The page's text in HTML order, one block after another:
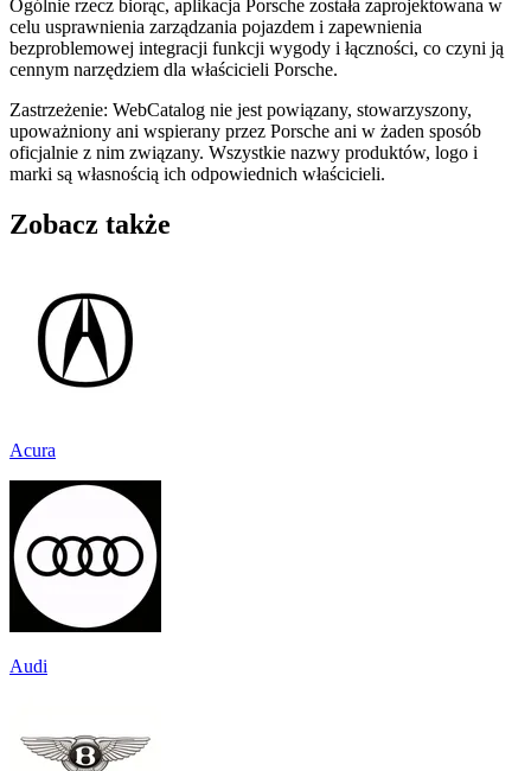
Ogólnie rzecz biorąc, aplikacja Porsche została zaprojektowana w
celu usprawnienia zarządzania pojazdem i zapewnienia
bezproblemowej integracji funkcji wygody i łączności, co czyni ją
cennym narzędziem dla właścicieli Porsche.
Zastrzeżenie: WebCatalog nie jest powiązany, stowarzyszony,
upoważniony ani wspierany przez Porsche ani w żaden sposób
oficjalnie z nim związany. Wszystkie nazwy produktów, logo i
marki są własnością ich odpowiednich właścicieli.
Zobacz także
Acura
Audi